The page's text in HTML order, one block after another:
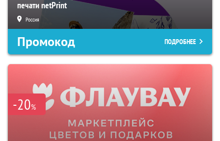
печати netPrint
Россия
Промокод ПОДРОБНЕЕ
-20%